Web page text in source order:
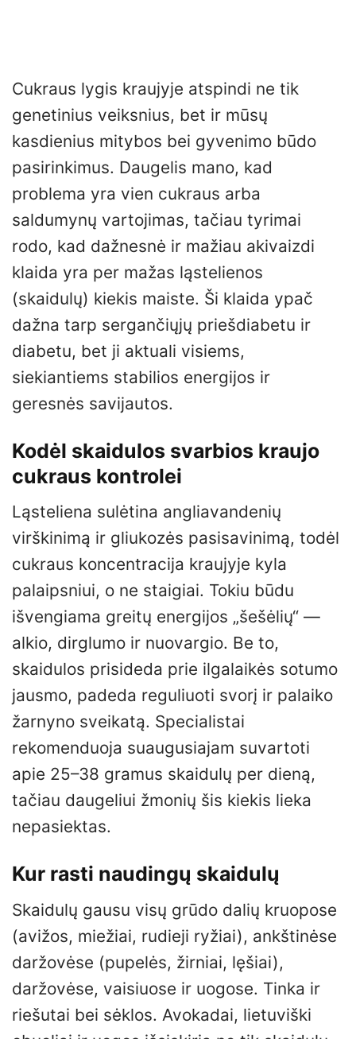
Cukraus lygis kraujyje atspindi ne tik
genetinius veiksnius, bet ir mūsų
kasdienius mitybos bei gyvenimo būdo
pasirinkimus. Daugelis mano, kad
problema yra vien cukraus arba
saldumynų vartojimas, tačiau tyrimai
rodo, kad dažnesnė ir mažiau akivaizdi
klaida yra per mažas ląstelienos
(skaidulų) kiekis maiste. Ši klaida ypač
dažna tarp sergančiųjų priešdiabetu ir
diabetu, bet ji aktuali visiems,
siekiantiems stabilios energijos ir
geresnės savijautos.
Kodėl skaidulos svarbios kraujo
cukraus kontrolei
Ląsteliena sulėtina angliavandenių
virškinimą ir gliukozės pasisavinimą, todėl
cukraus koncentracija kraujyje kyla
palaipsniui, o ne staigiai. Tokiu būdu
išvengiama greitų energijos „šešėlių“ —
alkio, dirglumo ir nuovargio. Be to,
skaidulos prisideda prie ilgalaikės sotumo
jausmo, padeda reguliuoti svorį ir palaiko
žarnyno sveikatą. Specialistai
rekomenduoja suaugusiajam suvartoti
apie 25–38 gramus skaidulų per dieną,
tačiau daugeliui žmonių šis kiekis lieka
nepasiektas.
Kur rasti naudingų skaidulų
Skaidulų gausu visų grūdo dalių kruopose
(avižos, miežiai, rudieji ryžiai), ankštinėse
daržovėse (pupelės, žirniai, lęšiai),
daržovėse, vaisiuose ir uogose. Tinka ir
riešutai bei sėklos. Avokadai, lietuviški